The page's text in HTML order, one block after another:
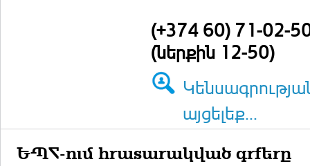
(+374 60) 71-02-
(ներքին 12-50)
այցելեք...
ԵՊՀ-ում հրատարակված գրքերը